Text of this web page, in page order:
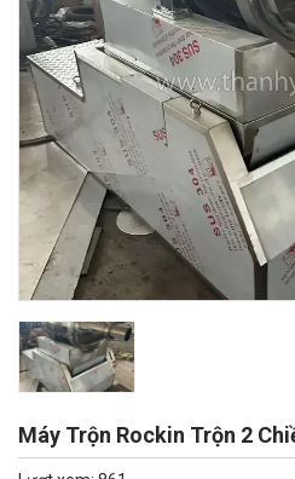
Máy Trộn Rockin Trộn 2